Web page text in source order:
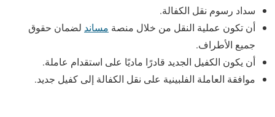
سداد رسوم نقل الكفالة.
أن تكون عملية النقل من خلال منصة مساند لضمان حقوق
جميع الأطراف.
أن يكون الكفيل الجديد قادرًا ماديًا على استقدام عاملة.
موافقة العاملة الفلبينية على نقل الكفالة إلى كفيل جديد.